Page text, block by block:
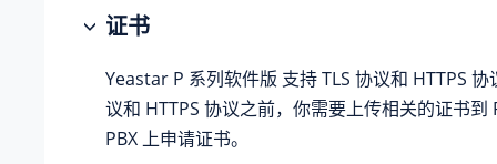
证书
Yeastar P 系列软件版 支持 TLS 协议和 HTTPS
议和 HTTPS 协议之前，你需要上传相关的证书到
PBX 上申请证书。